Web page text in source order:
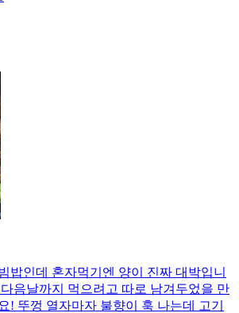
밥인데 혼자먹기엔 양이 진짜 대박입니
음날까지 먹으려고 따로 남겨두었을 만
! 뚜껑 열자마자 불향이 훅 나는데 고기